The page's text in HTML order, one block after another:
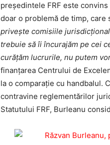
preşedintele FRF este
doar o problemă de timp,
pri­veşte comisiile
trebuie să îi încurajăm pe cei
curăţăm lucrurile, nu putem
finanţarea Centrului de
la o comparaţie cu handbalul.
contravine reglementărilor
Statutului FRF, Burleanu